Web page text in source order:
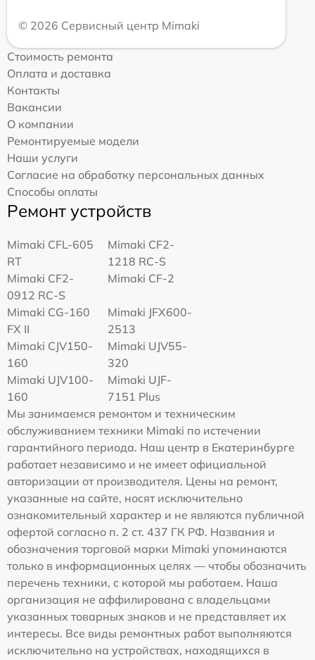
© 2026 Сервисный центр Mimaki
Стоимость ремонта
Оплата и доставка
Контакты
Вакансии
О компании
Ремонтируемые модели
Наши услуги
Согласие на обработку персональных данных
Способы оплаты
Ремонт устройств
Mimaki CFL-605
RT
Mimaki CF2-
1218 RC-S
Mimaki CF2-
0912 RC-S
Mimaki CF-2
Mimaki CG-160
FX II
Mimaki JFX600-
2513
Mimaki СJV150-
160
Mimaki UJV55-
320
Mimaki UJV100-
160
Mimaki UJF-
7151 Plus
Мы занимаемся ремонтом и техническим
обслуживанием техники Mimaki по истечении
гарантийного периода. Наш центр в Екатеринбурге
работает независимо и не имеет официальной
авторизации от производителя. Цены на ремонт,
указанные на сайте, носят исключительно
ознакомительный характер и не являются публичной
офертой согласно п. 2 ст. 437 ГК РФ. Названия и
обозначения торговой марки Mimaki упоминаются
только в информационных целях — чтобы обозначить
перечень техники, с которой мы работаем. Наша
организация не аффилирована с владельцами
указанных товарных знаков и не представляет их
интересы. Все виды ремонтных работ выполняются
исключительно на устройствах, находящихся в